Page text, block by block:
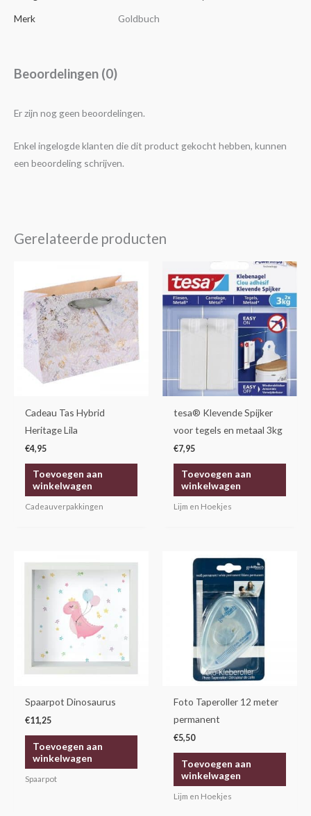
Merk
Goldbuch
Beoordelingen (0)
Er zijn nog geen beoordelingen.
Enkel ingelogde klanten die dit product gekocht hebben, kunnen
een beoordeling schrijven.
Gerelateerde producten
Cadeau Tas Hybrid
Heritage Lila
€4,95
Toevoegen aan
winkelwagen
Cadeauverpakkingen
tesa® Klevende Spijker
voor tegels en metaal 3kg
€7,95
Toevoegen aan
winkelwagen
Lijm en Hoekjes
Spaarpot Dinosaurus
€11,25
Toevoegen aan
winkelwagen
Spaarpot
Foto Taperoller 12 meter
permanent
€5,50
Toevoegen aan
winkelwagen
Lijm en Hoekjes